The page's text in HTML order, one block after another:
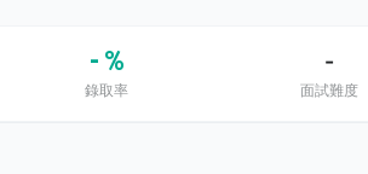
- %
錄取率
-
面試難度